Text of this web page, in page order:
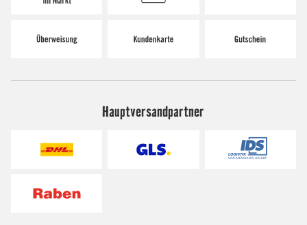
Hauptversandpartner